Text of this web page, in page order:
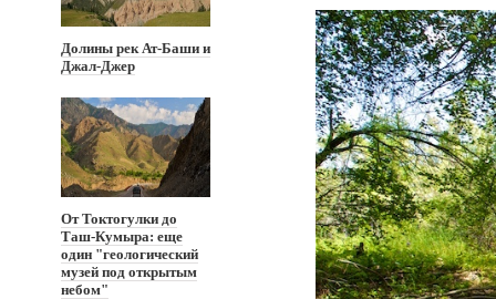
Долины рек Ат-Баши и
Джал-Джер
От Токтогулки до
Таш-Кумыра: еще
один "геологический
музей под открытым
небом"